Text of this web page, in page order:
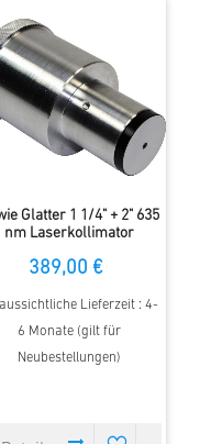
Glatter 1 1/4" + 2" 635
nm Laserkollimator
389,00 €
Lieferzeit : 4-
6 Monate (gilt für
Neubestellungen)